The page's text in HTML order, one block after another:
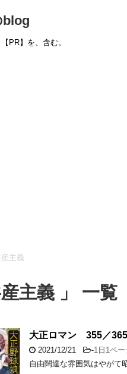
blog
PR】を、含む。
産主義
産主義 」 一覧
大正ロマン 355／365
2021/12/21 -1日1ペ
自由闊達な雰囲気はやがて